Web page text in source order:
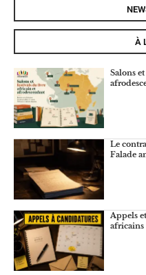
À
Salons
Le
Falade
Appels
africains